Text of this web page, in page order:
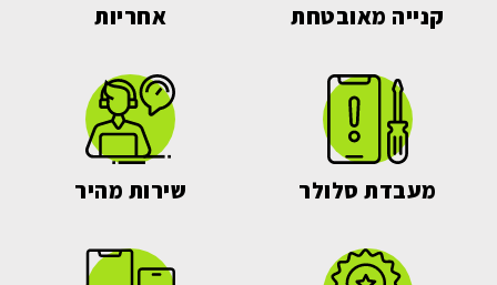
קנייה מאובטחת אחריות
מעבדת סלולר שירות מהיר